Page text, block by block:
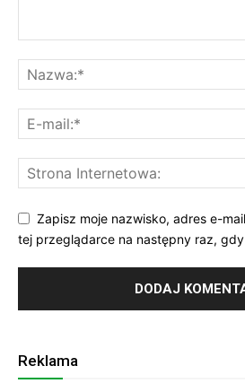
Zapisz moje nazwisko, adres e-
tej przeglądarce na następny raz,
Reklama